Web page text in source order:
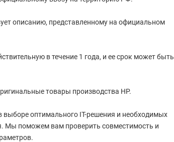
описанию, представленному на официальном
в течение 1 года, и ее срок может быть
товары производства HP.
оптимального IT-решения и необходимых
Мы поможем вам проверить совместимость и